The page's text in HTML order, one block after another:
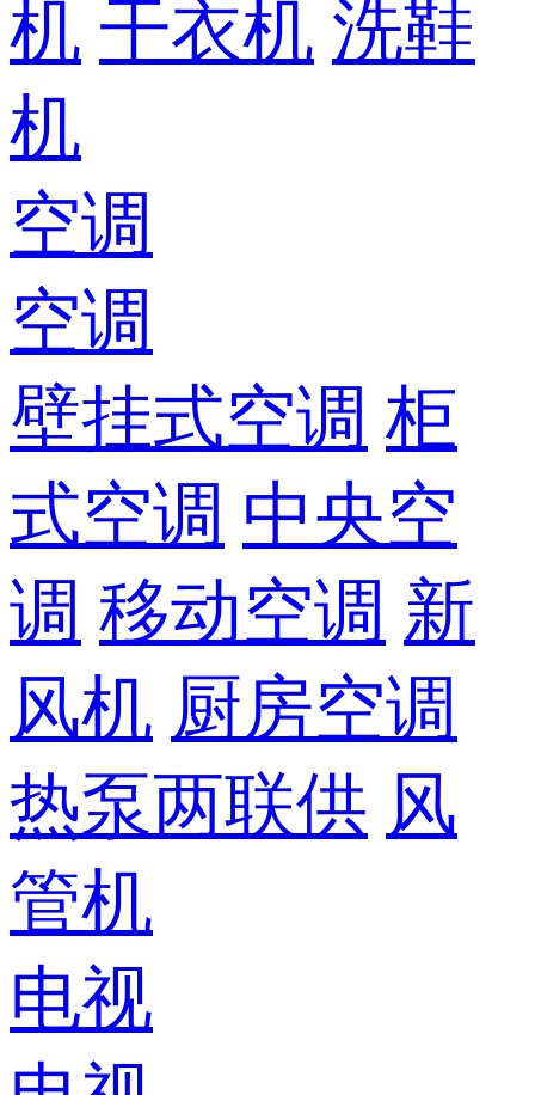
机 干衣机 洗鞋
机
空调
空调
壁挂式空调 柜
式空调 中央空
调 移动空调 新
风机 厨房空调
热泵两联供 风
管机
电视